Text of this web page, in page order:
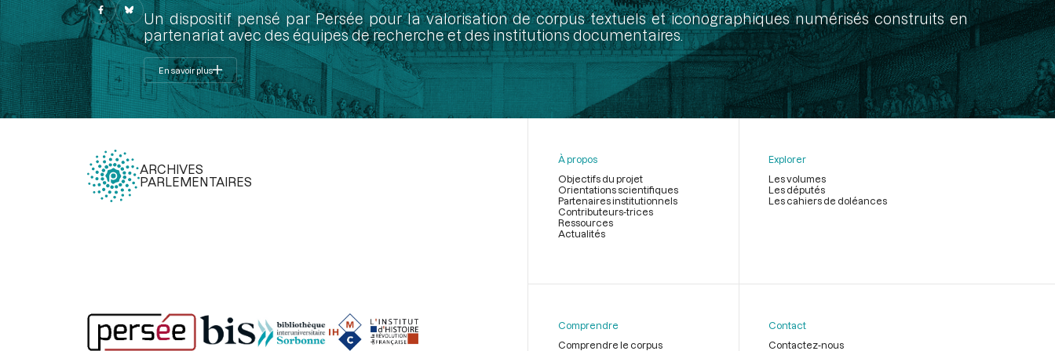
Un dispositif pensé par Persée pour la valorisation de corpus textuels et iconographiques numérisés construits en
partenariat avec des équipes de recherche et des institutions documentaires.
En savoir plus
ARCHIVES
PARLEMENTAIRES
page
À propos
Objectifs du projet
Orientations scientifiques
Partenaires institutionnels
Contributeurs-trices
Ressources
Actualités
Explorer
Les volumes
Les députés
Les cahiers de doléances
Comprendre
Comprendre le corpus
Contact
Contactez-nous